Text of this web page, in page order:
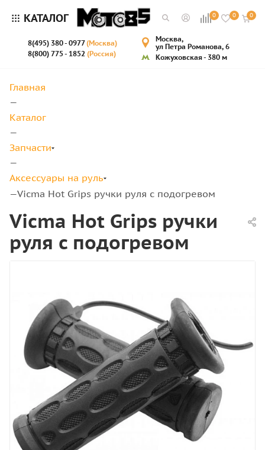
КАТАЛОГ 0 0 0
8(495) 380 - 0977(Москва)
8(800) 775 - 1852 (Россия)
Москва,
ул Петра Романова, 6
Кожуховская - 380 м
Главная
—
Каталог
—
Запчасти
—
Аксессуары на руль
—Vicma Hot Grips ручки руля с подогревом
Vicma Hot Grips ручки
руля с подогревом